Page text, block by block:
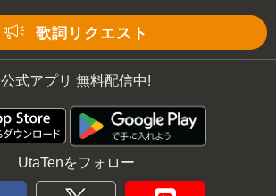
歌詞リクエスト
公式アプリ 無料配信中!
UtaTenをフォロー